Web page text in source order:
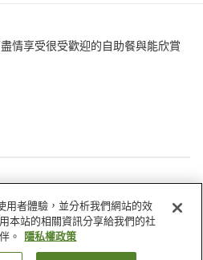
情享受很受歡迎的自助餐與能欣賞
宅配服務
三溫暖
用者體驗，並分析我們網站的效
本站的相關資訊分享給我們的社
。
隱私權政策